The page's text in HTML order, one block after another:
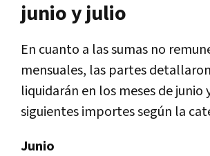
junio y julio
En cuanto a las sumas no
mensuales, las partes
liquidarán en los meses de junio
siguientes importes según la
Junio